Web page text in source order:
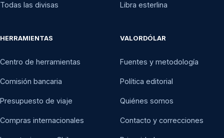
Todas las divisas Libra esterlina
HERRAMIENTAS
Centro de herramientas
Comisión bancaria
Presupuesto de viaje
Compras internacionales
VALORDÓLAR
Fuentes y metodología
Política editorial
Quiénes somos
Contacto y correcciones